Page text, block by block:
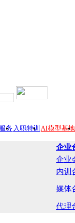
务 入职特训 AI模型基地
企业
企业
内训
媒体
代理